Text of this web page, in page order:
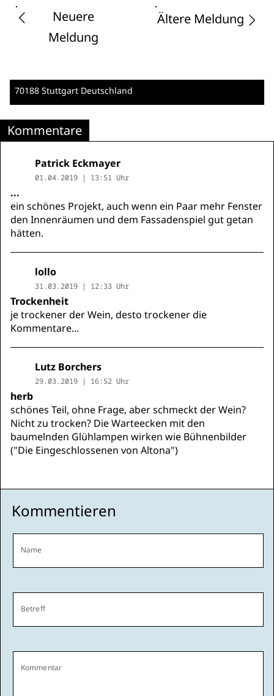
Neuere
Meldung
Ältere Meldung
70188 Stuttgart Deutschland
Kommentare
Patrick Eckmayer
01.04.2019 | 13:51 Uhr
...
ein schönes Projekt, auch wenn ein Paar mehr Fenster
den Innenräumen und dem Fassadenspiel gut getan
hätten.
lollo
31.03.2019 | 12:33 Uhr
Trockenheit
je trockener der Wein, desto trockener die
Kommentare...
Lutz Borchers
29.03.2019 | 16:52 Uhr
herb
schönes Teil, ohne Frage, aber schmeckt der Wein?
Nicht zu trocken? Die Warteecken mit den
baumelnden Glühlampen wirken wie Bühnenbilder
("Die Eingeschlossenen von Altona")
Kommentieren
Name
Betreff
Kommentar